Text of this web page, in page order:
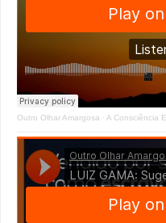
Outro Olhar Amargosa · A Consciência